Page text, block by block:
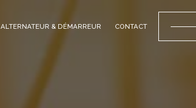
ALTERNATEUR & DÉMARREUR CONTACT